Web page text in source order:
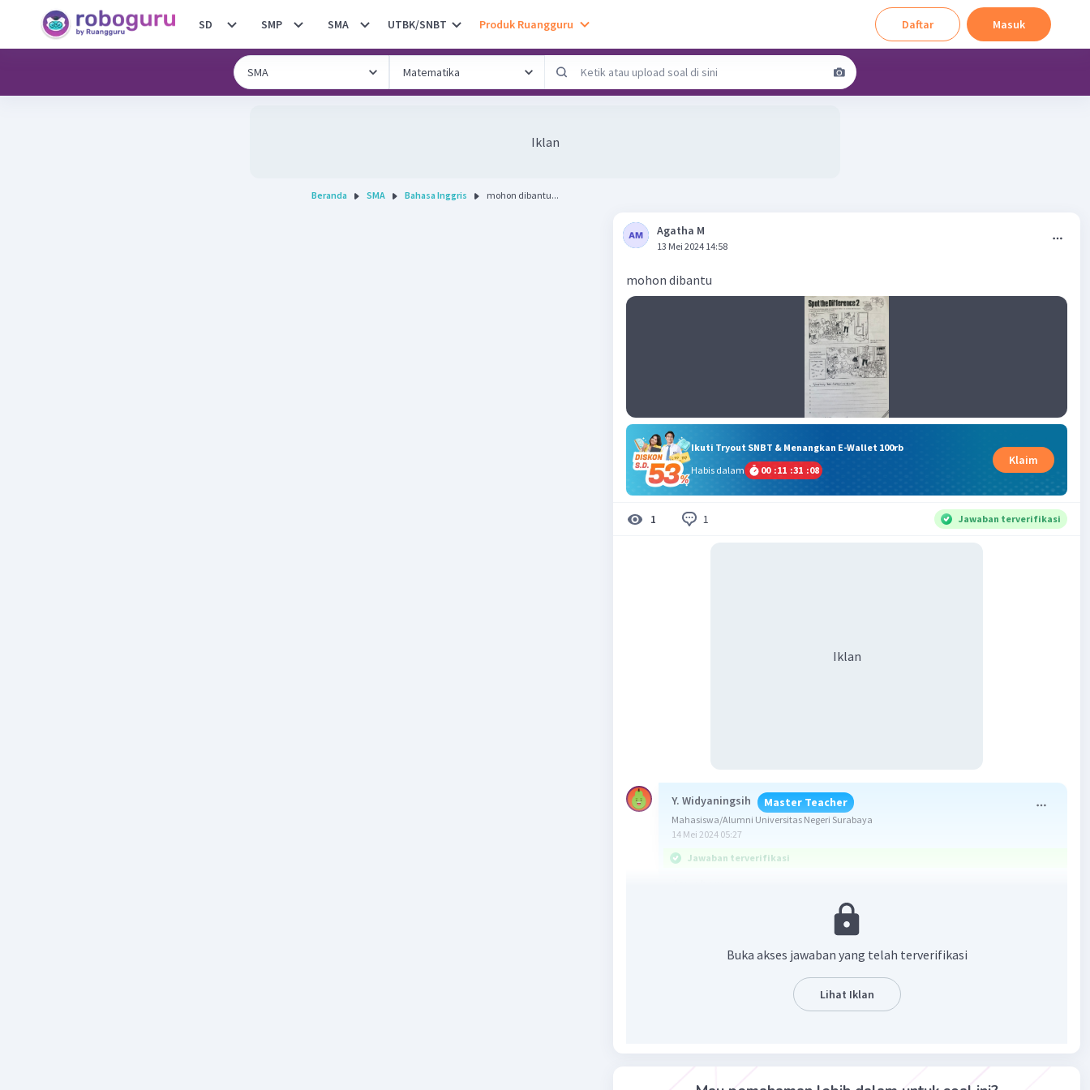
SD SMP SMA UTBK/SNBT Produk Ruangguru Daftar Masuk
Iklan
Beranda SMA Bahasa Inggris mohon dibantu...
Agatha M
13 Mei 2024 14:58
mohon dibantu
Ikuti Tryout SNBT & Menangkan E-Wallet 100rb
Habis dalam
00 :11 :31 :08
Klaim
1 1 Jawaban terverifikasi
Iklan
Y. Widyaningsih Master Teacher
Mahasiswa/Alumni Universitas Negeri Surabaya
14 Mei 2024 05:27
Jawaban terverifikasi
2. Somebody had broken a plate.
gambar B. Gunakan kata kerja yang ada di dalam kotak.
Kita gunakan kata 'break' (memecahkan), di gambar terlihat sebuah
Buka akses jawaban yang telah terverifikasi
Lihat Iklan